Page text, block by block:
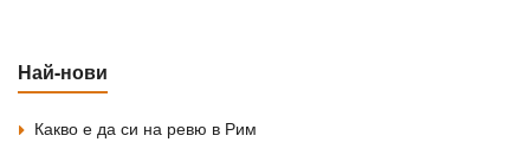
Най-нови
Какво е да си на ревю в Рим